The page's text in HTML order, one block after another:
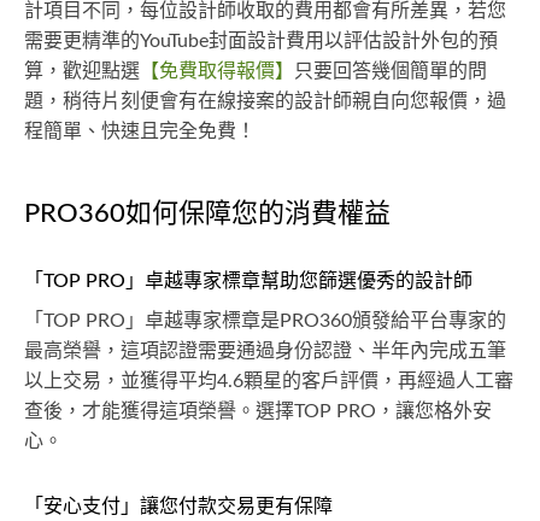
計項目不同，每位設計師收取的費用都會有所差異，若您
需要更精準的YouTube封面設計費用以評估設計外包的預
算，歡迎點選 【免費取得報價】
只要回答幾個簡單的問
題，稍待片刻便會有在線接案的設計師親自向您報價，過
程簡單、快速且完全免費！
PRO360如何保障您的消費權益
「TOP PRO」卓越專家標章幫助您篩選優秀的設計師
「TOP PRO」卓越專家標章是PRO360頒發給平台專家的
最高榮譽，這項認證需要通過身份認證、半年內完成五筆
以上交易，並獲得平均4.6顆星的客戶評價，再經過人工審
查後，才能獲得這項榮譽。選擇TOP PRO，讓您格外安
心。
「安心支付」讓您付款交易更有保障